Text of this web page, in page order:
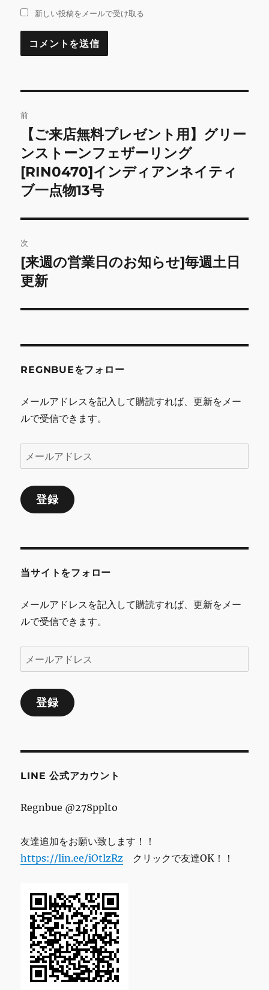
新しい投稿をメールで受け取る
稿
ナ
ビ
シ
ョ
ン
前
の
投
稿:
【ご来店無料プレゼント用】グリー
ンストーンフェザーリング
[RIN0470]インディアンネイティ
ブ一点物13号
次
次
の
稿:
[来週の営業日のお知らせ]毎週土日
更新
REGNBUEをフォロー
メールアドレスを記入して購読すれば、更新をメー
ルで受信できます。
ー
ル
ア
ス
登録
当サイトをフォロー
メールアドレスを記入して購読すれば、更新をメー
ルで受信できます。
ー
ル
ア
ス
登録
LINE 公式アカウント
Regnbue @278pplto
友達追加をお願い致します！！
https://lin.ee/iOtlzRz クリックで友達OK！！